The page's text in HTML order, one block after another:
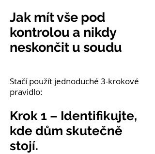
Jak mít vše pod
kontrolou a nikdy
neskončit u soudu
Stačí použít jednoduché 3-krokové
pravidlo:
Krok 1 – Identifikujte,
kde dům skutečně
stojí.